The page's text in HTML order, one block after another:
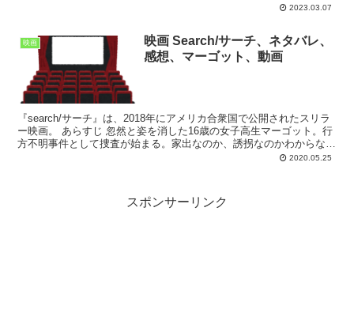
2023.03.07
映画
映画 Search/サーチ、ネタバレ、
感想、マーゴット、動画
『search/サーチ』は、2018年にアメリカ合衆国で公開されたスリラ
ー映画。 あらすじ 忽然と姿を消した16歳の女子高生マーゴット。行
方不明事件として捜査が始まる。家出なのか、誘拐なのかわからない
2020.05.25
スポンサーリンク